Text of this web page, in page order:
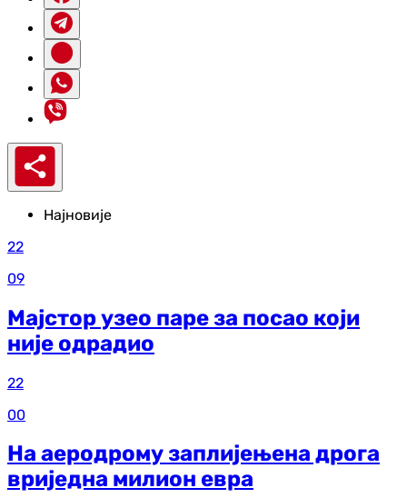
Најновије
22
09
Мајстор узео паре за посао који
није одрадио
22
00
На аеродрому заплијењена дрога
вриједна милион евра